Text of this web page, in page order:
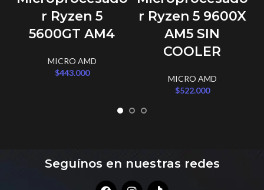
r Ryzen 5
5600GT AM4
MICRO AMD
$443.000
r Ryzen 5 9600X
AM5 SIN
COOLER
MICRO AMD
$522.000
Seguínos en nuestras redes